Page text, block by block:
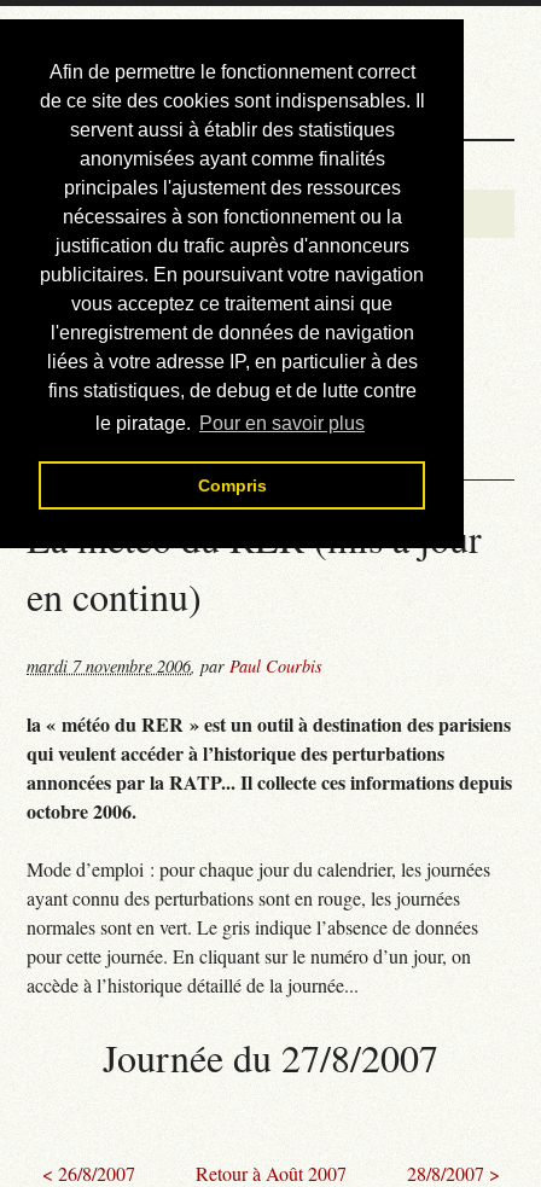
Afin de permettre le fonctionnement correct
de ce site des cookies sont indispensables. Il
servent aussi à établir des statistiques
anonymisées ayant comme finalités
principales l'ajustement des ressources
nécessaires à son fonctionnement ou la
justification du trafic auprès d'annonceurs
publicitaires. En poursuivant votre navigation
vous acceptez ce traitement ainsi que
l'enregistrement de données de navigation
liées à votre adresse IP, en particulier à des
fins statistiques, de debug et de lutte contre
le piratage. Pour en savoir plus
Compris
Courbis, « LE »
Blog Officiel
Bienvenue
Réalisations
Divers (et d’été)
Annonces
Liens externes
Téléchargement
Contact
La météo du RER (mis à jour
en continu)
mardi 7 novembre 2006,parPaul Courbis
la « météo du RER » est un outil à destination des parisiens
qui veulent accéder à l’historique des perturbations
annoncées par la RATP... Il collecte ces informations depuis
octobre 2006.
Mode d’emploi : pour chaque jour du calendrier, les journées
ayant connu des perturbations sont en rouge, les journées
normales sont en vert. Le gris indique l’absence de données
pour cette journée. En cliquant sur le numéro d’un jour, on
accède à l’historique détaillé de la journée...
Journée du 27/8/2007
< 26/8/2007 Retour à Août 2007 28/8/2007 >